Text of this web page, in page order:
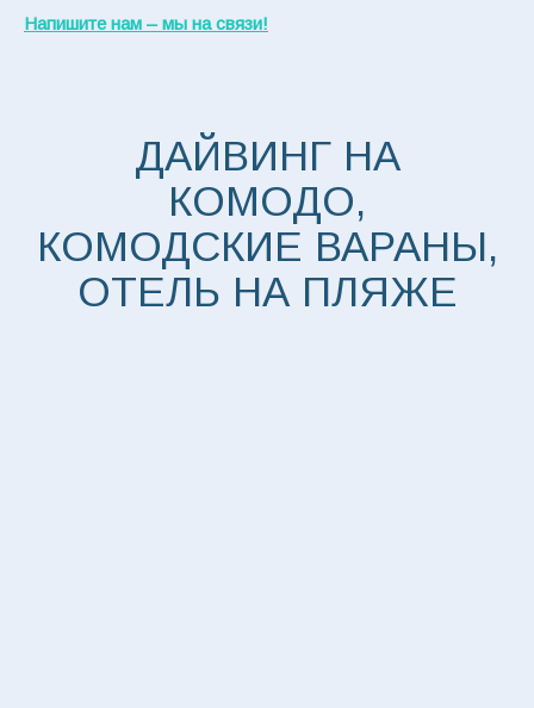
Напишите нам – мы на связи!
ДАЙВИНГ НА
КОМОДО,
КОМОДСКИЕ ВАРАНЫ,
ОТЕЛЬ НА ПЛЯЖЕ